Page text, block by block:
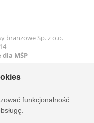
funkcjonalność
branżowe Sp. z o.o.
MŚP